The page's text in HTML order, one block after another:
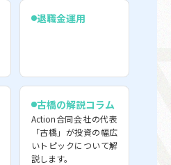
退職金運用
古橋の解説コラム
Action合同会社の代表
「古橋」が投資の幅広
いトピックについて解
説します。